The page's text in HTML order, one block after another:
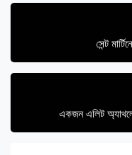
সেন্ট
একজন এলিট